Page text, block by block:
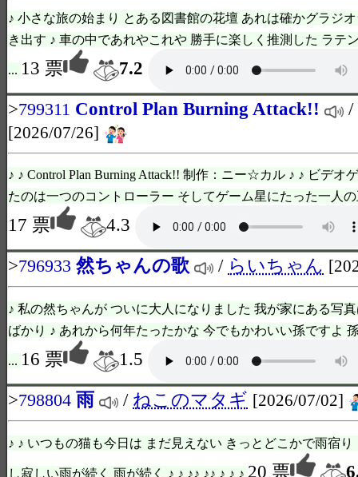
♪ 小さな旅の始まり とある図書館の花壇 あれは確かグラジ
き出す ♪ 車の中であれやこれや 勝手に楽しく推測した ラテ
... 13 票
7.2
>799311 Control Plan Burning Attack!! /
[2026/07/26]
♪ ♪ Control Plan Burning Attack!! 制作：ニー☆カル ♪ ♪ ビデオ
たのは一つのコントローラー そしてゲーム星にたった一人
17 票
4.3
>796933 然ちゃんの歌 / らいちゃん
♪ 私の然ちゃんが ついに大人になりました 我が家にある写
ばかり ♪ あれから何年たったかな 今でもかわいい孫ですよ
... 16 票
1.5
>798804 雨 / ねこのマタギ [2026/07/02]
♪ ♪ いつもの猫も今日は まだ見えない きっとどこかで雨宿
し寂しい雨が続く 雨が続く ♪ ♪ ♪♪ ♪♪ ♪ ♪ ♪ 20 票